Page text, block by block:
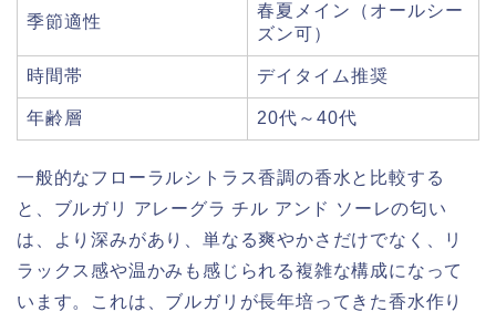
季節適性
春夏メイン（オールシー
ズン可）
時間帯 デイタイム推奨
年齢層 20代～40代
一般的なフローラルシトラス香調の香水と比較する
と、ブルガリ アレーグラ チル アンド ソーレの匂い
は、より深みがあり、単なる爽やかさだけでなく、リ
ラックス感や温かみも感じられる複雑な構成になって
います。これは、ブルガリが長年培ってきた香水作り